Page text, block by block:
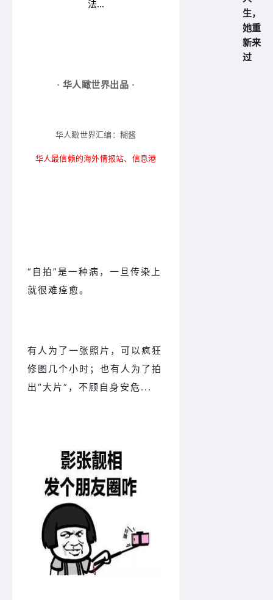
法...
· 华人瞰世界出品 ·
华人瞰世界汇编：糊酱
华人最信赖的海外情报站、信息港
“自拍”是一种病，一旦传染上
就很难痊愈。
有人为了一张照片，可以疯狂
修图几个小时；也有人为了拍
出“大片”，不顾自身安危...
生，
她重
新来
过